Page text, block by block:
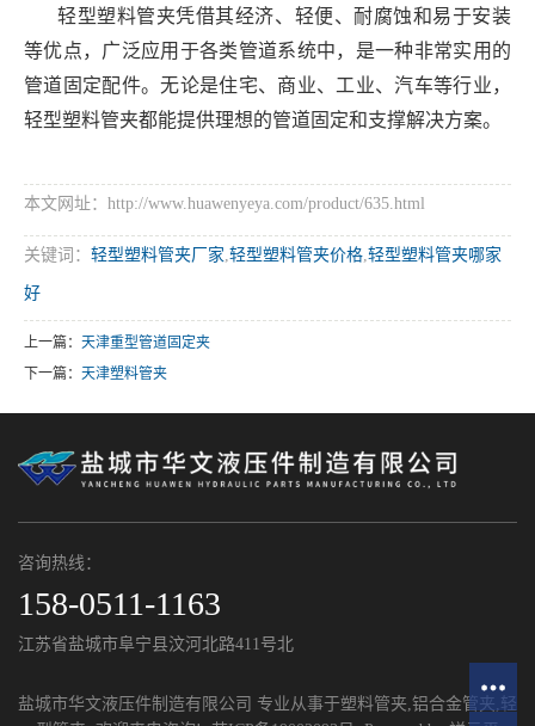
轻型塑料管夹凭借其经济、轻便、耐腐蚀和易于安装
等优点，广泛应用于各类管道系统中，是一种非常实用的
管道固定配件。无论是住宅、商业、工业、汽车等行业，
轻型塑料管夹都能提供理想的管道固定和支撑解决方案。
本文网址：http://www.huawenyeya.com/product/635.html
关键词： 轻型塑料管夹厂家,轻型塑料管夹价格,轻型塑料管夹哪家
好
上一篇： 天津重型管道固定夹
下一篇： 天津塑料管夹
咨询热线：
158-0511-1163
江苏省盐城市阜宁县汶河北路411号北
盐城市华文液压件制造有限公司 专业从事于塑料管夹 铝合金管夹 轻